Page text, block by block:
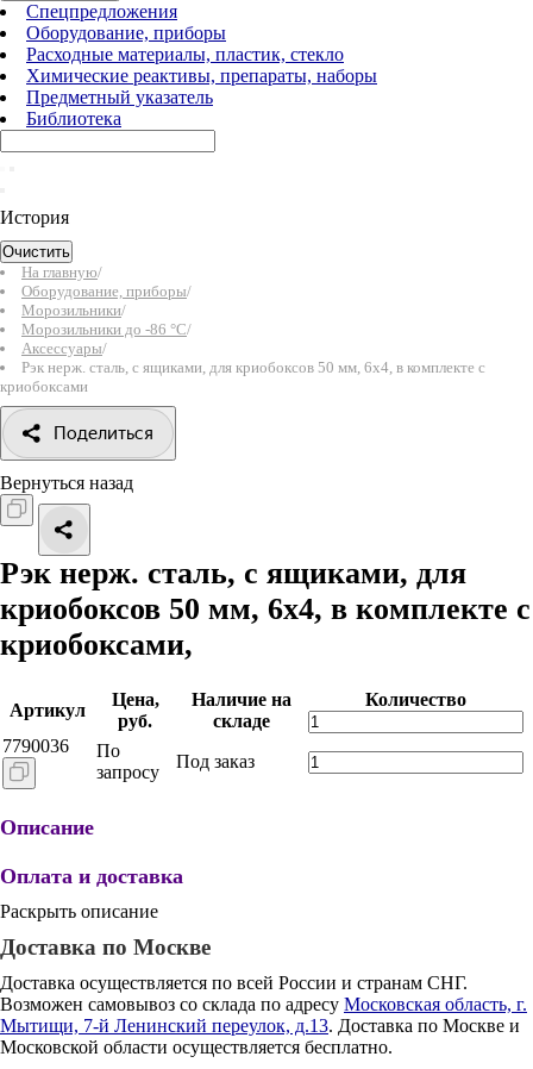
Спецпредложения
Оборудование, приборы
Расходные материалы, пластик, стекло
Химические реактивы, препараты, наборы
Предметный указатель
Библиотека
История
Очистить
На главную/
Оборудование, приборы/
Морозильники/
Морозильники до -86 °C/
Аксессуары/
Рэк нерж. сталь, с ящиками, для криобоксов 50 мм, 6х4, в комплекте с
криобоксами
Поделиться
Вернуться назад
Рэк нерж. сталь, с ящиками, для
криобоксов 50 мм, 6х4, в комплекте с
криобоксами,
Артикул
Цена,
руб.
Наличие на
складе
Количество
7790036
По
запросу
Под заказ
Описание
Оплата и доставка
Раскрыть описание
Доставка по Москве
Доставка осуществляется по всей России и странам СНГ.
Возможен самовывоз со склада по адресу Московская область, г.
Мытищи, 7-й Ленинский переулок, д.13. Доставка по Москве и
Московской области осуществляется бесплатно.